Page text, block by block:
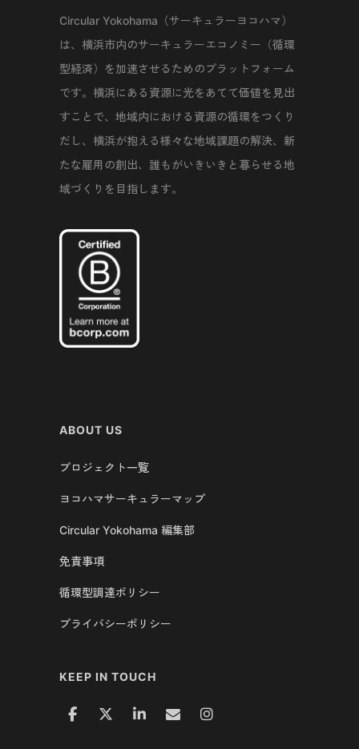
Circular Yokohama（サーキュラーヨコハマ）
は、横浜市内のサーキュラーエコノミー（循環
型経済）を加速させるためのプラットフォーム
です。横浜にある資源に光をあてて価値を見出
すことで、地域内における資源の循環をつくり
だし、横浜が抱える様々な地域課題の解決、新
たな雇用の創出、誰もがいきいきと暮らせる地
域づくりを目指します。
ABOUT US
プロジェクト一覧
ヨコハマサーキュラーマップ
Circular Yokohama 編集部
免責事項
循環型調達ポリシー
プライバシーポリシー
KEEP IN TOUCH